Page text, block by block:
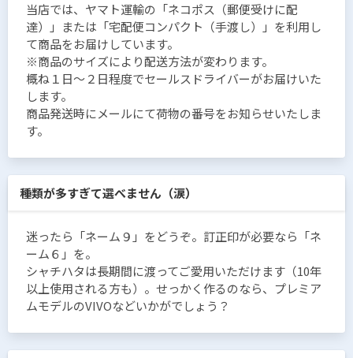
当店では、ヤマト運輸の「ネコポス（郵便受けに配
達）」または「宅配便コンパクト（手渡し）」を利用し
て商品をお届けしています。
※商品のサイズにより配送方法が変わります。
概ね１日〜２日程度でセールスドライバーがお届けいた
します。
商品発送時にメールにて荷物の番号をお知らせいたしま
す。
種類が多すぎて選べません（涙）
迷ったら「ネーム９」をどうぞ。訂正印が必要なら「ネ
ーム６」を。
シャチハタは長期間に渡ってご愛用いただけます（10年
以上使用される方も）。せっかく作るのなら、プレミア
ムモデルのVIVOなどいかがでしょう？